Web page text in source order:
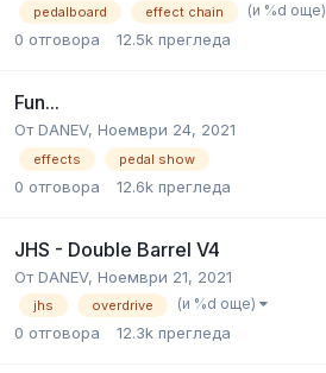
pedalboard effect chain (и %d още)
0 отговора 12.5k прегледа
Fun...
ОтDANEV, Ноември 24, 2021
effects pedal show
0 отговора 12.6k прегледа
JHS - Double Barrel V4
ОтDANEV, Ноември 21, 2021
jhs overdrive (и %d още)
0 отговора 12.3k прегледа